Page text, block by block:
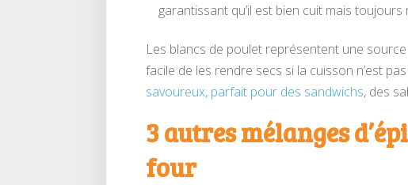
garantissant qu’il est bien cuit mais toujours
Les blancs de poulet représentent une
facile de les rendre secs si la cuisson n’est
savoureux, parfait pour des sandwichs, des
3 autres mélanges
four